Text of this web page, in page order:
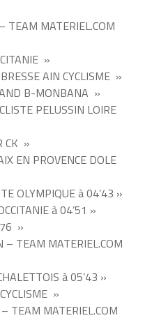
TEAM MATERIEL.COM
»
AIN CYCLISME »
B-MONBANA »
PELUSSIN LOIRE
CK »
EN PROVENCE DOLE
OLYMPIQUE à 04’43 »
à 04’51 »
»
– TEAM MATERIEL.COM
à 05’43 »
»
TEAM MATERIEL.COM